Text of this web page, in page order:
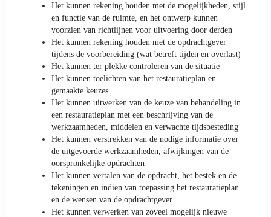
Het kunnen rekening houden met de mogelijkheden, stijl
en functie van de ruimte, en het ontwerp kunnen
voorzien van richtlijnen voor uitvoering door derden
Het kunnen rekening houden met de opdrachtgever
tijdens de voorbereiding (wat betreft tijden en overlast)
Het kunnen ter plekke controleren van de situatie
Het kunnen toelichten van het restauratieplan en
gemaakte keuzes
Het kunnen uitwerken van de keuze van behandeling in
een restauratieplan met een beschrijving van de
werkzaamheden, middelen en verwachte tijdsbesteding
Het kunnen verstrekken van de nodige informatie over
de uitgevoerde werkzaamheden, afwijkingen van de
oorspronkelijke opdrachten
Het kunnen vertalen van de opdracht, het bestek en de
tekeningen en indien van toepassing het restauratieplan
en de wensen van de opdrachtgever
Het kunnen verwerken van zoveel mogelijk nieuwe